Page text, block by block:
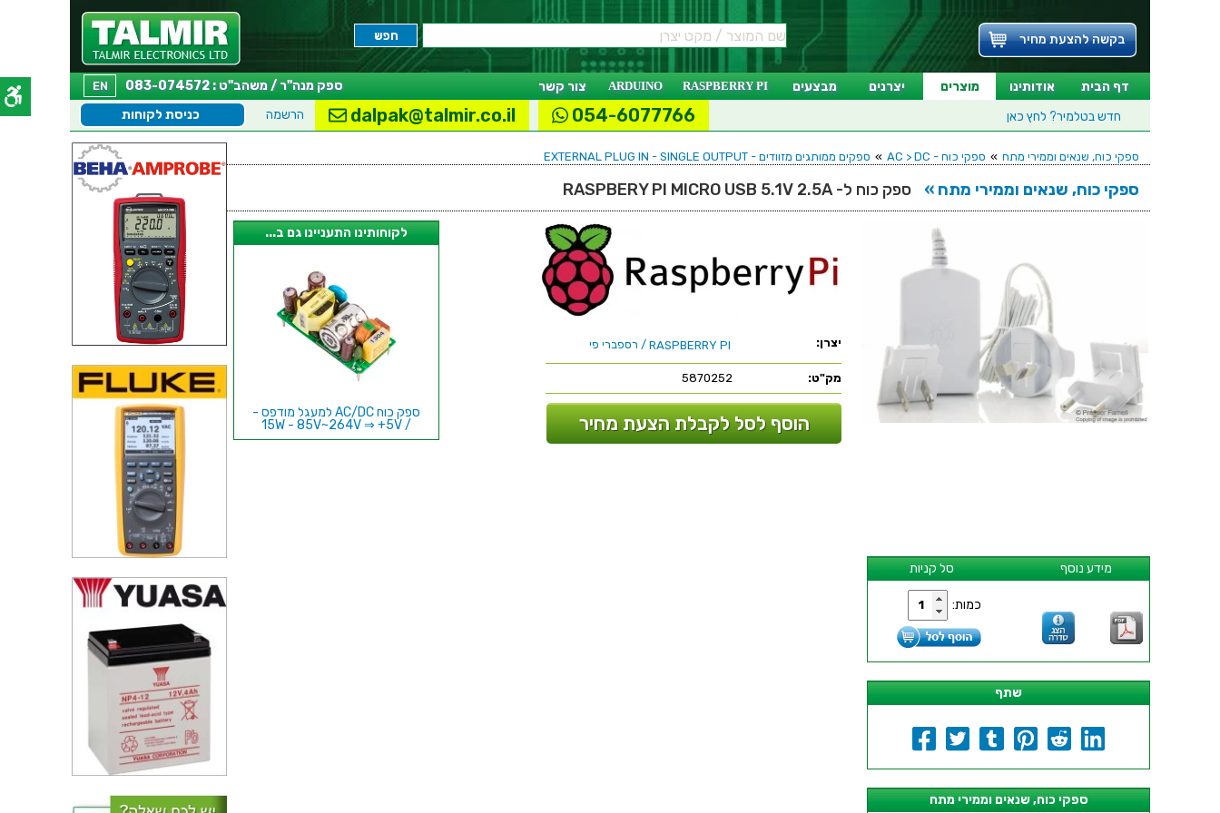
בקשה להצעת מחיר
דף הבית אודותינו מוצרים יצרנים מבצעים RASPBERRY PI
ARDUINO צור קשר EN
ספק מנה"ר / משהב"ט : 083-074572
חדש בטלמיר? לחץ כאן כניסת לקוחות הרשמה dalpak@talmir.co.il 054-6077766
ספקי כוח, שנאים וממירי מתח » ספקי כוח - AC > DC » ספקים ממותגים מזוודים - EXTERNAL PLUG IN - SINGLE OUTPUT
ספקי כוח, שנאים וממירי מתח » ספק כוח ל- RASPBERY PI MICRO USB 5.1V 2.5A
סל קניות מידע נוסף
כמות:
שתף
ספקי כוח, שנאים וממירי מתח
יצרן: RASPBERRY PI / רספברי פי
מק"ט: 5870252
הוסף לסל לקבלת הצעת מחיר
לקוחותינו התעניינו גם ב...
ספק כוח AC/DC למעגל מודפס -
15W - 85V~264V ⇒ +5V /
+15V / -15V